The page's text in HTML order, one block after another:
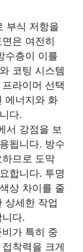
부식 저항을
은 여전히
수층이 이를
코팅 시스템
라이머 선택
에너지와 화
다.
서 강점을 보
됩니다. 방수
므로 도막
합니다. 투명
상 차이를 줄
상세한 작업
다.
가 특히 중
착력을 크게